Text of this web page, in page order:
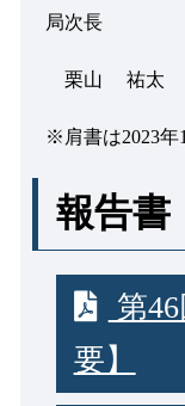
局次長
栗山 祐太
※肩書は2023年
報告書
第
要】